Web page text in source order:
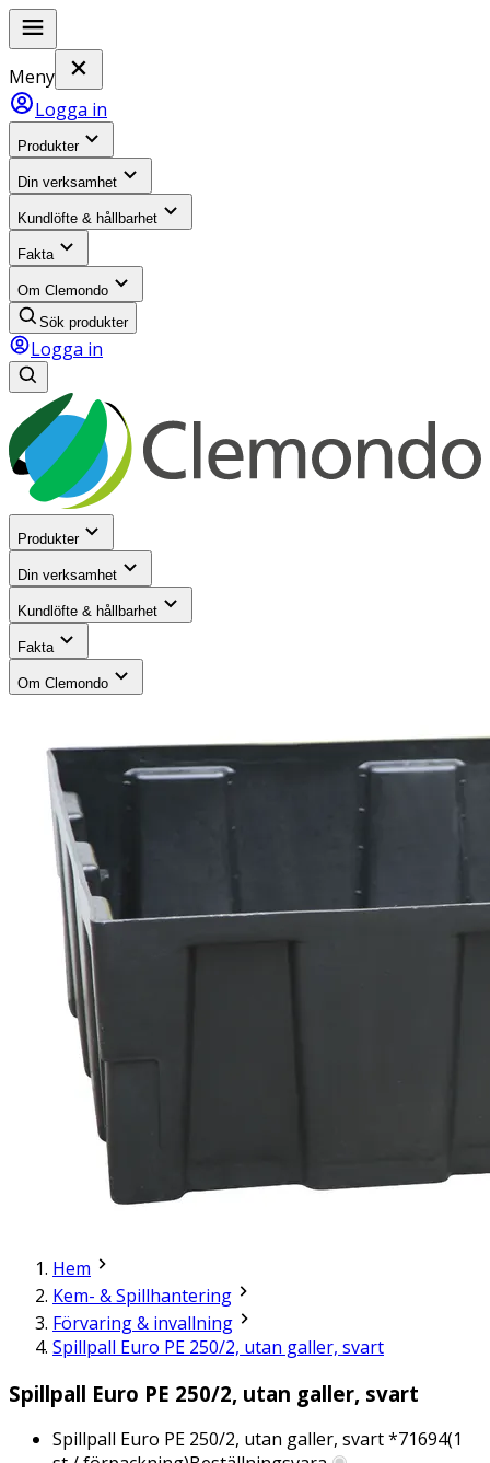
Meny
Logga in
Produkter
Din verksamhet
Kundlöfte & hållbarhet
Fakta
Om Clemondo
Sök produkter
Logga in
Produkter
Din verksamhet
Kundlöfte & hållbarhet
Fakta
Om Clemondo
Hem
Kem- & Spillhantering
Förvaring & invallning
Spillpall Euro PE 250/2, utan galler, svart
Spillpall Euro PE 250/2, utan galler, svart
Spillpall Euro PE 250/2, utan galler, svart *71694(1